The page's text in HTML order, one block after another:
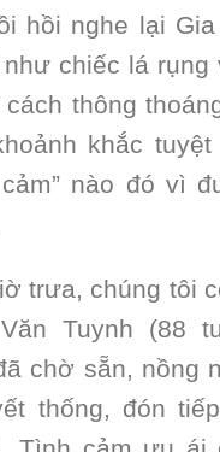
hồi nghe lại
chiếc lá rụng
thông
khắc
nào đó vì
trưa, chúng tôi
Tuynh (88
chờ sẵn, nồng
thống, đón